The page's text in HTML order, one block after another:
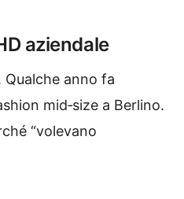
aziendale
anno fa
mid‑size a Berlino.
“volevano